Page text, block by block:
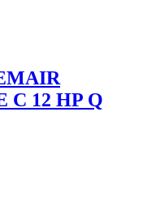
C 12 HP Q